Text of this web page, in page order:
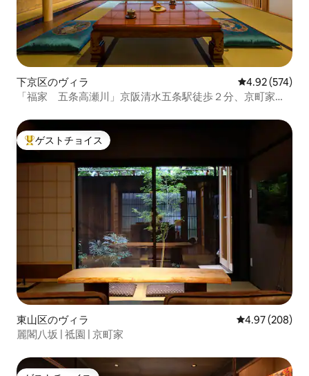
下京区のヴィラ レビュー574
4.92 (574)
「福家 五条高瀬川」京阪清水五条駅徒歩２分、京町家の
大好評のゲストチョイスです。
ゲストチョイス
東山区のヴィラ レビュー208
4.97 (208)
麗閣八坂 | 祗園 | 京町家